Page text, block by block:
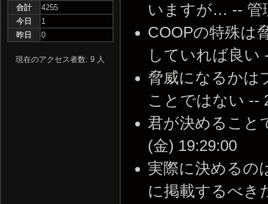
いますが… -- 管
COOPの特殊は
していれば良い
脅威になるかは
ことではない --
君が決めること
(金) 19:29:00
実際に決めるの
に掲載するべき
合計
4255
今日
1
昨日
0
現在のアクセス者数: 9 人